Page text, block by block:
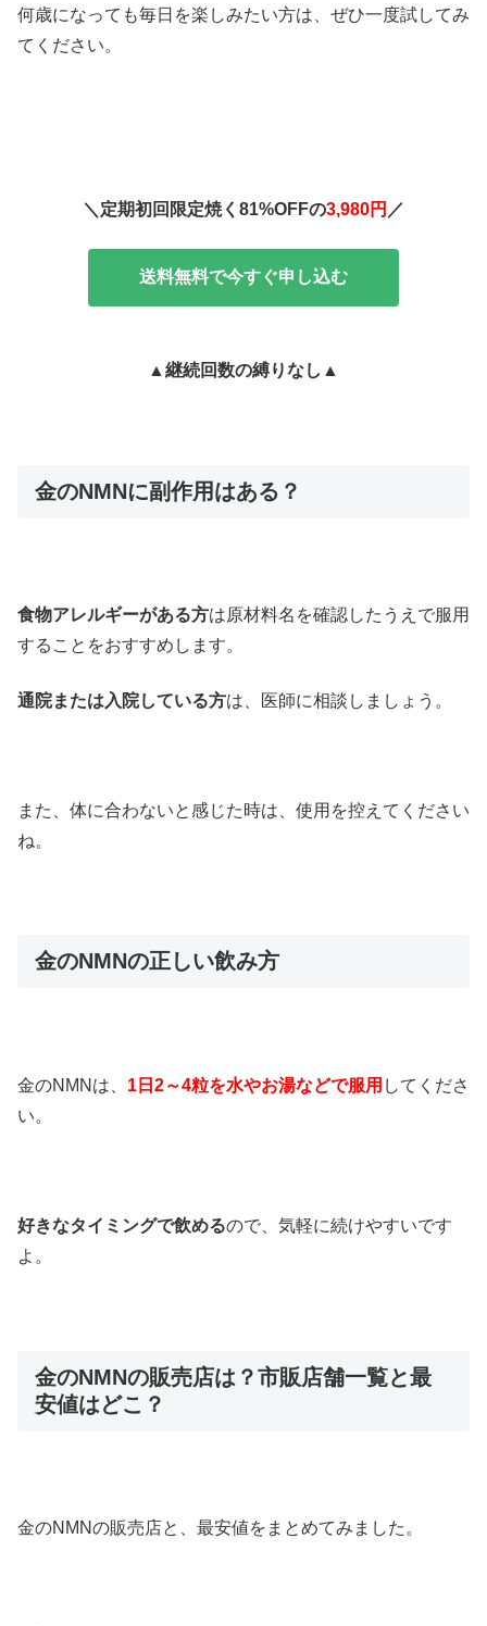
何歳になっても毎日を楽しみたい方は、ぜひ一度試してみ
てください。
＼定期初回限定焼く81%OFFの3,980円 ／
送料無料で今すぐ申し込む
▲継続回数の縛りなし▲
金のNMNに副作用はある？
食物アレルギーがある方は原材料名を確認したうえで服用
することをおすすめします。
通院または入院している方は、医師に相談しましょう。
また、体に合わないと感じた時は、使用を控えてください
ね。
金のNMNの正しい飲み方
金のNMNは、 1日2～4粒を水やお湯などで服用 してくださ
い。
好きなタイミングで飲めるので、気軽に続けやすいです
よ。
金のNMNの販売店は？市販店舗一覧と最
安値はどこ？
金のNMNの販売店と、最安値をまとめてみました。